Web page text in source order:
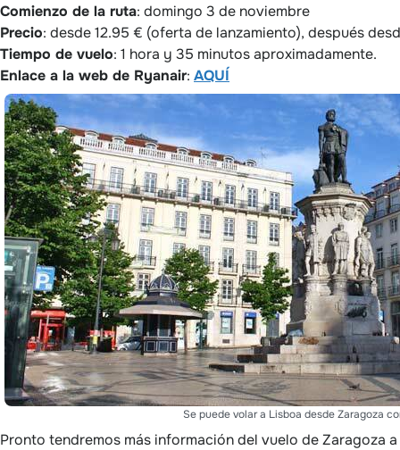
Comienzo de la ruta: domingo 3 de noviembre
Precio: desde 12.95 € (oferta de lanzamiento), después
Tiempo de vuelo: 1 hora y 35 minutos aproximadamente.
Enlace a la web de Ryanair: AQUÍ
Se puede volar a Lisboa desde Zaragoza
Pronto tendremos más información del vuelo de Zaragoza